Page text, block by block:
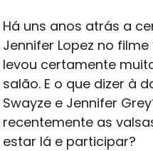
Há uns anos atrás a
Jennifer Lopez no
levou certamente
salão. E o que dizer à
Swayze e Jennifer
recentemente as
estar lá e participar?